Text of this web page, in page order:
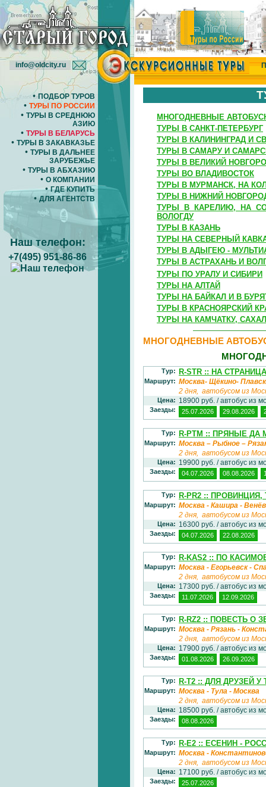
info@oldcity.ru
•ПОДБОР ТУРОВ
• ТУРЫ ПО РОССИИ
• ТУРЫ В СРЕДНЮЮ
АЗИЮ
• ТУРЫ В БЕЛАРУСЬ
• ТУРЫ В ЗАКАВКАЗЬЕ
• ТУРЫ В ДАЛЬНЕЕ
ЗАРУБЕЖЬЕ
• ТУРЫ В АБХАЗИЮ
• О КОМПАНИИ
•ГДЕ КУПИТЬ
• ДЛЯ АГЕНТСТВ
Наш телефон:
+7(495) 951-86-86
МНОГОДНЕВНЫЕ
ТУРЫ В САНКТ-ПЕТЕРБУРГ
ТУРЫ В КАЛИНИНГРАД И
ТУРЫ В САМАРУ И
ТУРЫ В ВЕЛИКИЙ
ТУРЫ ВО ВЛАДИВОСТОК
ТУРЫ В МУРМАНСК, НА
ТУРЫ В НИЖНИЙ
ТУРЫ В КАРЕЛИЮ, НА
ВОЛОГДУ
ТУРЫ В КАЗАНЬ
ТУРЫ НА СЕВЕРНЫЙ
ТУРЫ В АДЫГЕЮ -
ТУРЫ В АСТРАХАНЬ И
ТУРЫ ПО УРАЛУ И СИБИРИ
ТУРЫ НА АЛТАЙ
ТУРЫ НА БАЙКАЛ И В
ТУРЫ В КРАСНОЯРСКИЙ
ТУРЫ НА КАМЧАТКУ,
МНОГОДНЕВНЫЕ
Тур: R-STR :: НА
Маршрут: Москва- Щёкино-
2 дня, автобусом из
Цена: 18900 руб. / автобус из
Заезды: 25.07.2026 29.08.2026
Тур: R-PTM :: ПРЯНЫЕ
Маршрут: Москва – Рыбное –
2 дня, автобусом из
Цена: 19900 руб. / автобус из
Заезды: 04.07.2026 08.08.2026
Тур: R-PR2 ::
Маршрут: Москва - Кашира -
2 дня, автобусом из
Цена: 16300 руб. / автобус из
Заезды: 04.07.2026 22.08.2026
Тур: R-KAS2 :: ПО
Маршрут: Москва - Егорьевск -
2 дня, автобусом из
Цена: 17300 руб. / автобус из
Заезды: 11.07.2026 12.09.2026
Тур: R-RZ2 :: ПОВЕСТЬ О
Маршрут: Москва - Рязань -
2 дня, автобусом из
Цена: 17900 руб. / автобус из
Заезды: 01.08.2026 26.09.2026
Тур: R-T2 :: ДЛЯ ДРУЗЕЙ
Маршрут: Москва - Тула - Москва
2 дня, автобусом из
Цена: 18500 руб. / автобус из
Заезды: 08.08.2026
Тур: R-E2 :: ЕСЕНИН -
Маршрут: Москва -
2 дня, автобусом из
Цена: 17100 руб. / автобус из
Заезды: 25.07.2026